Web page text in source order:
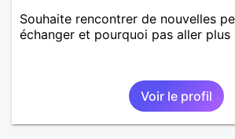
Souhaite rencontrer de nouvelles
échanger et pourquoi pas aller plus
Voir le profil